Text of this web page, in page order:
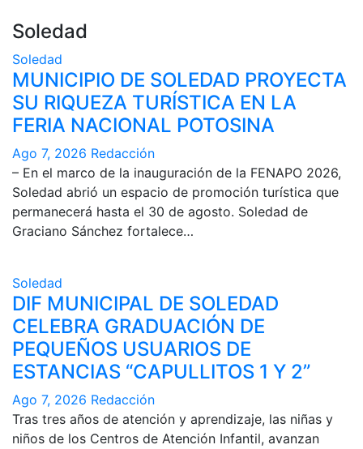
Soledad
Soledad
MUNICIPIO DE SOLEDAD PROYECTA
SU RIQUEZA TURÍSTICA EN LA
FERIA NACIONAL POTOSINA
Ago 7, 2026 Redacción
– En el marco de la inauguración de la FENAPO 2026,
Soledad abrió un espacio de promoción turística que
permanecerá hasta el 30 de agosto. Soledad de
Graciano Sánchez fortalece…
Soledad
DIF MUNICIPAL DE SOLEDAD
CELEBRA GRADUACIÓN DE
PEQUEÑOS USUARIOS DE
ESTANCIAS “CAPULLITOS 1 Y 2”
Ago 7, 2026 Redacción
Tras tres años de atención y aprendizaje, las niñas y
niños de los Centros de Atención Infantil, avanzan